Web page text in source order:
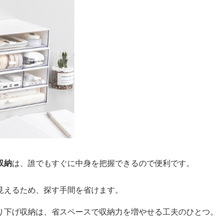
納は、誰でもすぐに中身を把握できるので便利です。
るため、探す手間を省けます。
げ収納は、省スペースで収納力を増やせる工夫のひとつ。